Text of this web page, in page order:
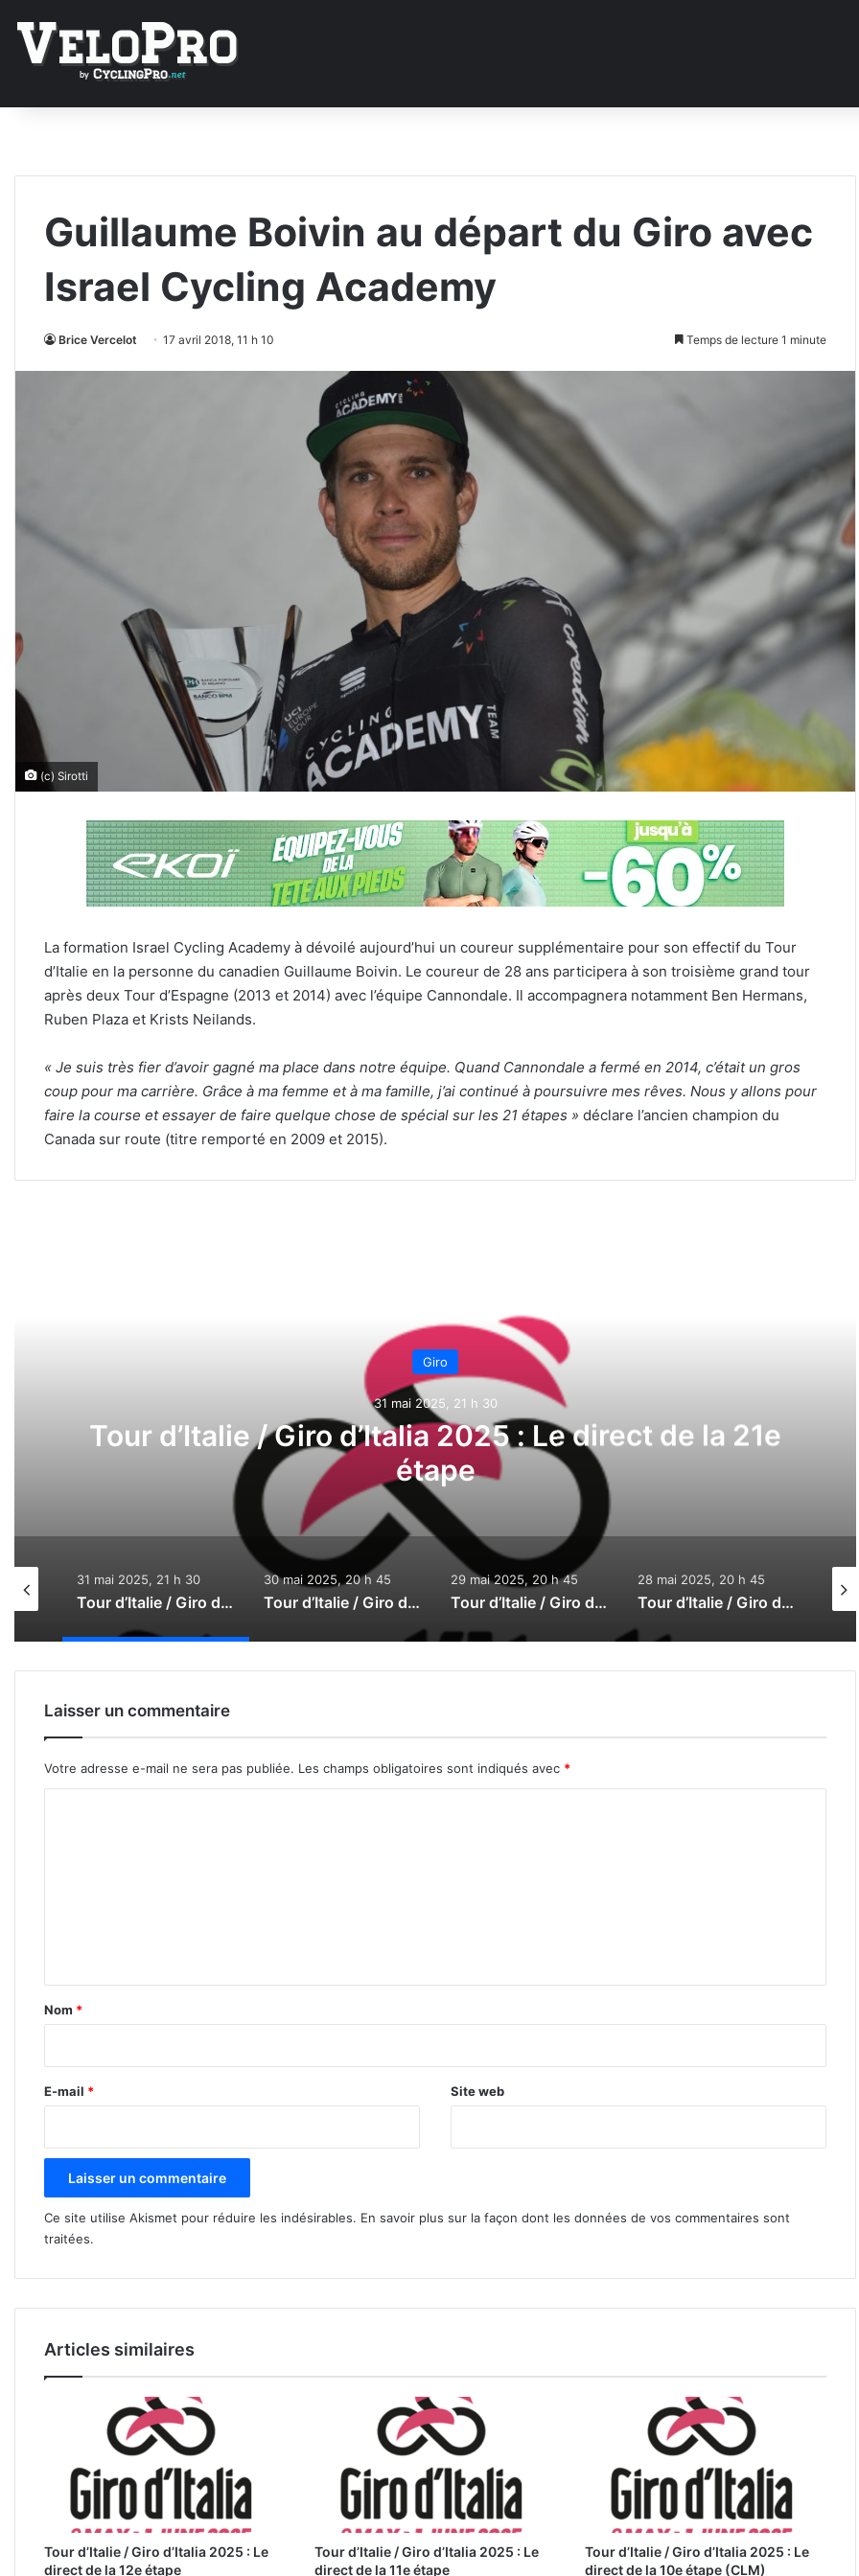
Guillaume Boivin au départ du Giro avec
Israel Cycling Academy
Brice Vercelot 17 avril 2018, 11 h 10 Temps de lecture 1 minute
(c) Sirotti
La formation Israel Cycling Academy à dévoilé aujourd’hui un coureur supplémentaire pour son effectif du Tour
d’Italie en la personne du canadien Guillaume Boivin. Le coureur de 28 ans participera à son troisième grand tour
après deux Tour d’Espagne (2013 et 2014) avec l’équipe Cannondale. Il accompagnera notamment Ben Hermans,
Ruben Plaza et Krists Neilands.
« Je suis très fier d’avoir gagné ma place dans notre équipe. Quand Cannondale a fermé en 2014, c’était un gros
coup pour ma carrière. Grâce à ma femme et à ma famille, j’ai continué à poursuivre mes rêves. Nous y allons pour
faire la course et essayer de faire quelque chose de spécial sur les 21 étapes » déclare l’ancien champion du
Canada sur route (titre remporté en 2009 et 2015).
Giro
31 mai 2025, 21 h 30
Tour d’Italie / Giro d’Italia 2025 : Le direct de la 21e
étape
31 mai 2025, 21 h 30
Tour d’Italie / Giro d’Italia 2025 : Le direct de la 21e étape
30 mai 2025, 20 h 45
Tour d’Italie / Giro d’Italia 2025 : Le direct de la 20e étape
29 mai 2025, 20 h 45
Tour d’Italie / Giro d’Italia 2025 : Le direct de la 19e étape
28 mai 2025, 20 h 45
Tour d’Italie / Giro d’Italia 2025 : Le direct de la 18e étape
Laisser un commentaire
Votre adresse e-mail ne sera pas publiée. Les champs obligatoires sont indiqués avec *
a
e
Nom *
E-mail * Site web
Ce site utilise Akismet pour réduire les indésirables. En savoir plus sur la façon dont les données de vos commentaires sont
traitées.
Articles similaires
Tour d’Italie / Giro d’Italia 2025 : Le
direct de la 12e étape
Tour d’Italie / Giro d’Italia 2025 : Le
direct de la 11e étape
Tour d’Italie / Giro d’Italia 2025 : Le
direct de la 10e étape (CLM)